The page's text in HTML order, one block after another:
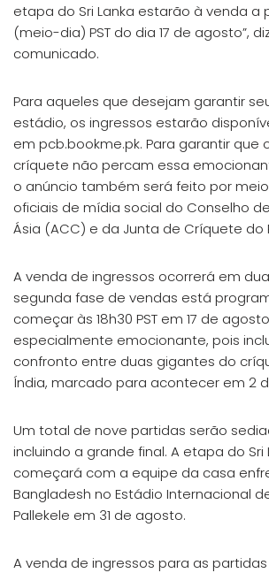
etapa do Sri Lanka estarão à venda a
(meio-dia) PST do dia 17 de agosto”,
comunicado.
Para aqueles que desejam garantir
estádio, os ingressos estarão
em pcb.bookme.pk. Para garantir que
críquete não percam essa
o anúncio também será feito por
oficiais de mídia social do Conselho
Ásia (ACC) e da Junta de Críquete do
A venda de ingressos ocorrerá em
segunda fase de vendas está
começar às 18h30 PST em 17 de
especialmente emocionante, pois
confronto entre duas gigantes do
Índia, marcado para acontecer em 2
Um total de nove partidas serão
incluindo a grande final. A etapa do Sri
começará com a equipe da casa
Bangladesh no Estádio Internacional
Pallekele em 31 de agosto.
A venda de ingressos para as